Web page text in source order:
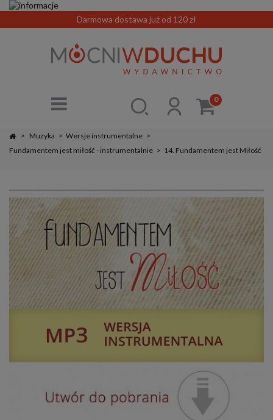
Darmowa dostawa już od 120 zł
0
> Muzyka > Wersje instrumentalne >
Fundamentem jest miłość - instrumentalnie > 14. Fundamentem jest Miłość